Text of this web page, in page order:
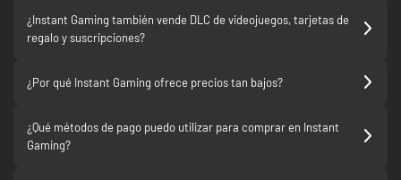
¿Instant Gaming también vende DLC de videojuegos, tarjetas de
regalo y suscripciones?
¿Por qué Instant Gaming ofrece precios tan bajos?
¿Qué métodos de pago puedo utilizar para comprar en Instant
Gaming?